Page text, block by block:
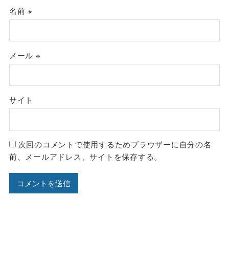
名前※
メール ※
サイト
次回のコメントで使用するためブラウザーに自分の名
前、メールアドレス、サイトを保存する。